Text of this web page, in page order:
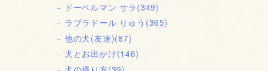
ドーベルマン サラ (349)
ラブラドール りゅう (365)
他の犬(友達)(87)
犬とお出かけ(146)